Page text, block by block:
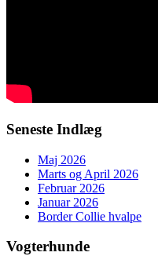
Seneste Indlæg
Maj 2026
Marts og April 2026
Februar 2026
Januar 2026
Border Collie hvalpe
Vogterhunde